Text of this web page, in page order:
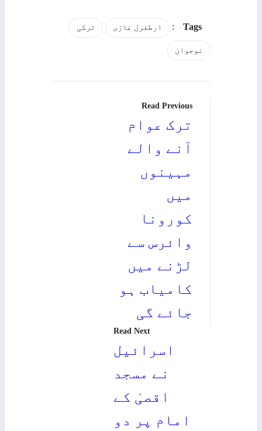
Tags
: ارطغرل غازی ترکی
نوجوان
Read Previous
ترک عوام
آنے والے
مہینوں
میں
کورونا
وائرس سے
لڑنے میں
کامیاب ہو
جائے گی
Read Next
اسرائیل
نے مسجد
اقصیٰ کے
امام پر دو